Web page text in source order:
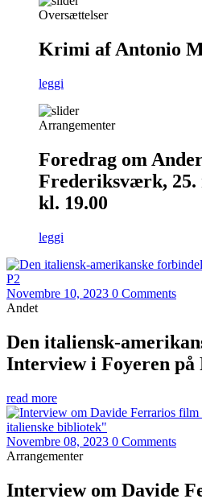
Oversættelser
Krimi af Antonio
leggi
Arrangementer
Foredrag om
Frederiksværk, 25.
kl. 19.00
leggi
Novembre 10, 2023 0 Comments
Andet
Den italiensk-
Interview i Foyeren på
read more
Novembre 08, 2023 0 Comments
Arrangementer
Interview om Davide